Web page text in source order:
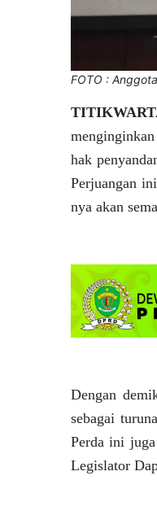
FOTO :
hak
Perjuangan
nya akan
Dengan
sebagai
Perda ini
Legislator